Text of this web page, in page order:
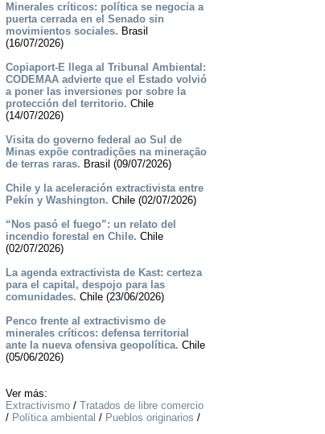
Minerales críticos: política se negocia a
puerta cerrada en el Senado sin
movimientos sociales. Brasil
(16/07/2026)
Copiaport-E llega al Tribunal Ambiental:
CODEMAA advierte que el Estado volvió
a poner las inversiones por sobre la
protección del territorio. Chile
(14/07/2026)
Visita do governo federal ao Sul de
Minas expõe contradições na mineração
de terras raras. Brasil (09/07/2026)
Chile y la aceleración extractivista entre
Pekín y Washington. Chile (02/07/2026)
“Nos pasó el fuego”: un relato del
incendio forestal en Chile. Chile
(02/07/2026)
La agenda extractivista de Kast: certeza
para el capital, despojo para las
comunidades. Chile (23/06/2026)
Penco frente al extractivismo de
minerales críticos: defensa territorial
ante la nueva ofensiva geopolítica. Chile
(05/06/2026)
Ver más:
Extractivismo/ Tratados de libre comercio
/ Política ambiental / Pueblos originarios /